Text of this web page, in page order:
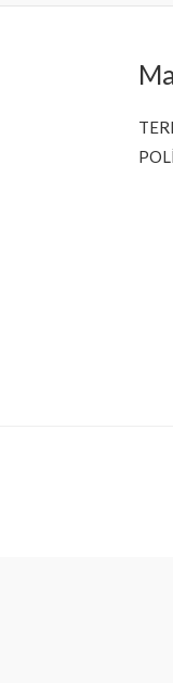
on